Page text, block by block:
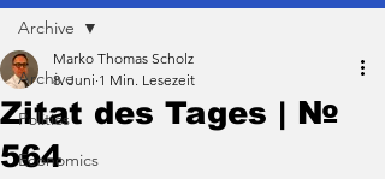
Archive
Politics
Economics
Archive
Zitat des Tages | №
564
Marko Thomas Scholz
8. Juni 1 Min. Lesezeit